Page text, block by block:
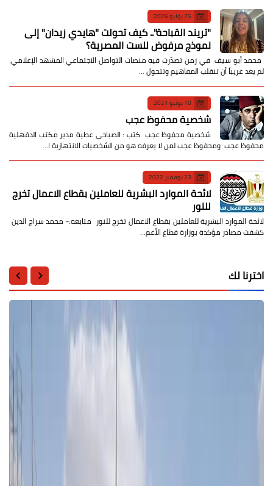
25 يوليو 2026
​"تريند القباحة".. كيف تحولت "هايدي زيدان" إلى
نموذج مرفوض للست المصرية؟
​ محمد أبو سيف ​في زمن تصدّرت فيه منصات التواصل الاجتماعي المشهد الإعلامي،
لم يعد غريباً أن تنقلب المفاهيم وتتحول …
10 يونيو 2021
شخصية محفوظ عجب
شخصية محفوظ عجب كتب : الصباحي عطية مدير مكتب الدقهلية
محفوظ عجب ومحفوظ عجب لمن لا يعرفه هو من الشخصيات الانتهازية ا…
23 نوفمبر 2022
لائحة الموارد البشرية للعاملين بقطاع الاعمال تخرج
للنور
لائحة الموارد البشرية للعاملين بقطاع الاعمال تخرج للنور متابعه:- محمد سراج الدين
كشفت مصادر مؤكدة بوزارة قطاع الأعم…
اخترنا لك